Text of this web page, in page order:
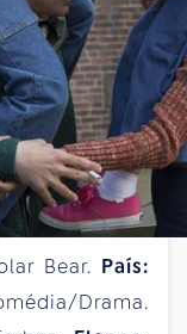
Bear. País:
Drama.